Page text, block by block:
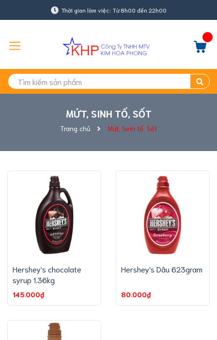
Thời gian làm việc: Từ 8h00 đến 22h00
MỨT, SINH TỐ, SỐT
Trang chủ Mứt, Sinh tố, Sốt
Hershey's chocolate
syrup 1.36kg
145.000₫
Hershey's Dâu 623gram
80.000₫